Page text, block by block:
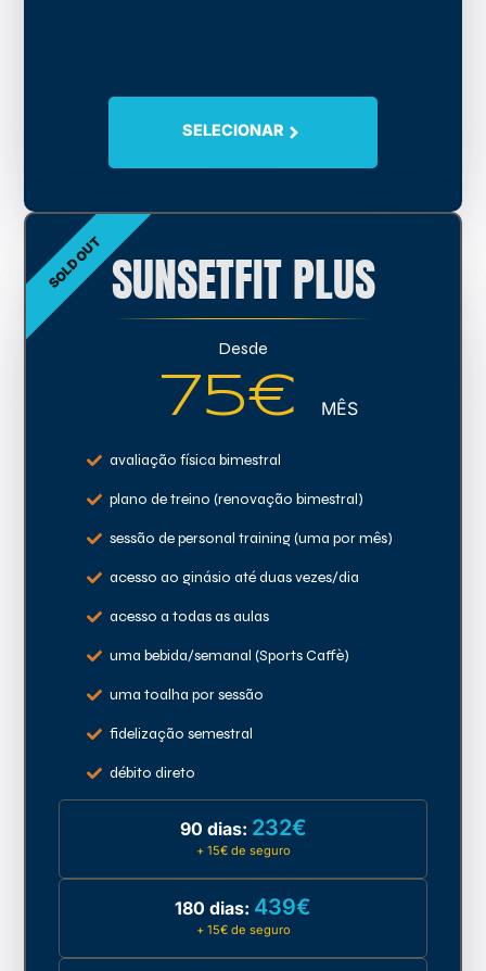
SELECIONAR
SUNSETFIT PLUS
Desde
75€ MÊS
avaliação física bimestral
plano de treino (renovação bimestral)
sessão de personal training (uma por mês)
acesso ao ginásio até duas vezes/dia
acesso a todas as aulas
uma bebida/semanal (Sports Caffè)
uma toalha por sessão
fidelização semestral
débito direto
90 dias: 232€
+ 15€ de seguro
180 dias: 439€
+ 15€ de seguro
SOLD OUT